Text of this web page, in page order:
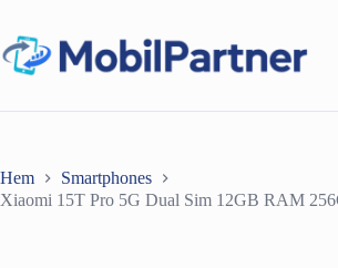
innehåll
Hem
Smartphones
Xiaomi 15T Pro 5G Dual Sim 12GB RAM